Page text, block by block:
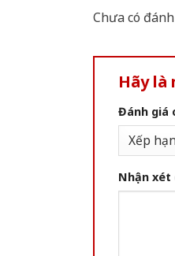
Chưa có
Hãy là
Đánh giá
Nhận xét